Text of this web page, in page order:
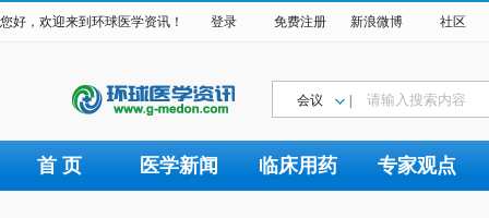
您好，欢迎来到环球医学资讯！ 登录 免费注册 新浪微博 社区
会议
首 页 医学新闻 临床用药 专家观点